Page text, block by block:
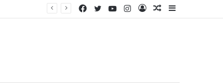
Barra
Artigo
Entrar
Instagram
YouTube
Twitter
Facebook